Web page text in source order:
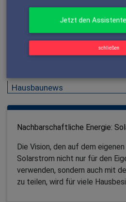
schließen
Quelle: YTONG Bausatzhaus GmbH
25.03.2008
Zur Website des Herstellers!
Hausbaunews
Nachbarschaftliche Energie:
Die Vision, den auf dem
Solarstrom nicht nur für den
verwenden, sondern auch mit
zu teilen, wird für viele